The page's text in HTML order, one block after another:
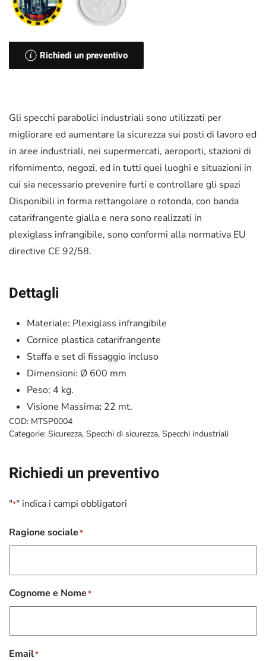
Richiedi un preventivo
Gli specchi parabolici industriali sono utilizzati per
migliorare ed aumentare la sicurezza sui posti di lavoro ed
in aree industriali, nei supermercati, aeroporti, stazioni di
rifornimento, negozi, ed in tutti quei luoghi e situazioni in
cui sia necessario prevenire furti e controllare gli spazi
Disponibili in forma rettangolare o rotonda, con banda
catarifrangente gialla e nera sono realizzati in
plexiglass infrangibile, sono conformi alla normativa EU
directive CE 92/58.
Dettagli
Materiale: Plexiglass infrangibile
Cornice plastica catarifrangente
Staffa e set di fissaggio incluso
Dimensioni: Ø 600 mm
Peso: 4 kg.
Visione Massima: 22 mt.
COD: MTSP0004
Categorie: Sicurezza, Specchi di sicurezza, Specchi industriali
Richiedi un preventivo
"*" indica i campi obbligatori
Ragione sociale*
Cognome e Nome*
Email*